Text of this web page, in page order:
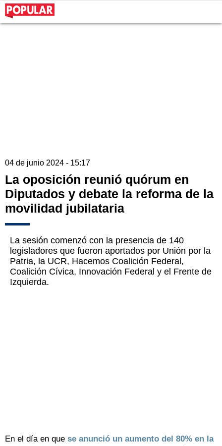
04 de junio 2024 - 15:17
La oposición reunió quórum en
Diputados y debate la reforma de la
movilidad jubilataria
La sesión comenzó con la presencia de 140
legisladores que fueron aportados por Unión por la
Patria, la UCR, Hacemos Coalición Federal,
Coalición Cívica, Innovación Federal y el Frente de
Izquierda.
En el día en que se anunció un aumento del 80% en la